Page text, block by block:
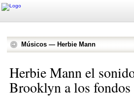
Músicos — Herbie Mann
Herbie Mann el
Brooklyn a los